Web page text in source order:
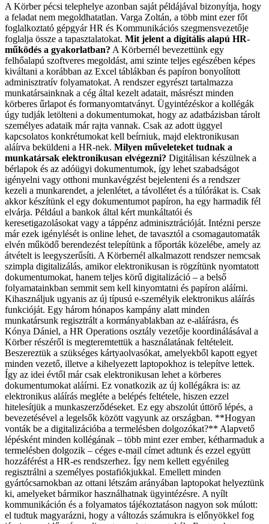
A Körber pécsi telephelye azonban saját példájával bizonyítja, hogy
a feladat nem megoldhatatlan. Varga Zoltán, a több mint ezer főt
foglalkoztató gépgyár HR és Kommunikációs szegmensvezetője
foglalja össze a tapasztalatokat. Mit jelent a digitális alapú HR-
működés a gyakorlatban? A Körbernél bevezettünk egy
felhőalapú szoftveres megoldást, ami szinte teljes egészében képes
kiváltani a korábban az Excel táblákban és papíron bonyolított
adminisztratív folyamatokat. A rendszer egyrészt tartalmazza
munkatársainknak a cég által kezelt adatait, másrészt minden
körberes űrlapot és formanyomtatványt. Ügyintézéskor a kollégák
úgy tudják letölteni a dokumentumokat, hogy az adatbázisban tárolt
személyes adataik már rajta vannak. Csak az adott üggyel
kapcsolatos konkrétumokat kell beírniuk, majd elektronikusan
aláírva beküldeni a HR-nek. Milyen műveleteket tudnak a
munkatársak elektronikusan elvégezni? Digitálisan készülnek a
bérlapok és az adóügyi dokumentumok, így lehet szabadságot
igényelni vagy otthoni munkavégzést bejelenteni és a rendszer
kezeli a munkarendet, a jelenlétet, a távollétet és a túlórákat is. Csak
akkor készítünk el egy dokumentumot papíron, ha egy harmadik fél
elvárja. Például a bankok által kért munkáltatói és
keresetigazolásokat vagy a táppénz adminisztrációját. Intézni persze
már ezek igénylését is online lehet, de tavasztól a csomagautomaták
elvén működő berendezést telepítünk a főporták közelébe, amely az
átvételt is leegyszerűsíti. A Körbernél alkalmazott rendszer nemcsak
szimpla digitalizálás, amikor elektronikusan is rögzítünk nyomtatott
dokumentumokat, hanem teljes körű digitalizáció – a belső
folyamatainkban semmit sem kell kinyomtatni és papíron aláírni.
Kihasználjuk ugyanis az új típusú e-személyik elektronikus aláírás
funkcióját. Egy három hónapos kampány alatt minden
munkatársunk regisztrált a kormányablakban az e-aláírásra, és
Kónya Dániel, a HR Operations osztály vezetője koordinálásával a
Körber részéről is megteremtettük a használatának feltételeit.
Beszereztük a szükséges kártyaolvasókat, amelyekből kapott egyet
minden vezető, illetve a kihelyezett laptopokhoz is telepítve lettek.
Így az idei évtől már csak elektronikusan lehet a körberes
dokumentumokat aláírni. Ez vonatkozik az új kollégákra is: az
elektronikus aláírás megléte a belépés feltétele, hiszen ezzel
hitelesítjük a munkaszerződéseket. Ez egy abszolút úttörő lépés, a
bevezetésével a legelsők között vagyunk az országban. **Hogyan
vonták be a digitalizációba a termelésben dolgozókat?** Alapvető
lépésként minden kollégának – több mint ezer ember, kétharmaduk a
termelésben dolgozik – céges e-mail címet adtunk és ezzel együtt
hozzáférést a HR-es rendszerhez. Így nem kellett egyénileg
regisztrálni a személyes postafiókjukkal. Emellett minden
gyártócsarnokban az ottani létszám arányában laptopokat helyeztünk
ki, amelyeket bármikor használhatnak ügyintézésre. A nyílt
kommunikáción és a folyamatos tájékoztatáson nagyon sok múlott:
el tudtuk magyarázni, hogy a változás számukra is előnyökkel fog